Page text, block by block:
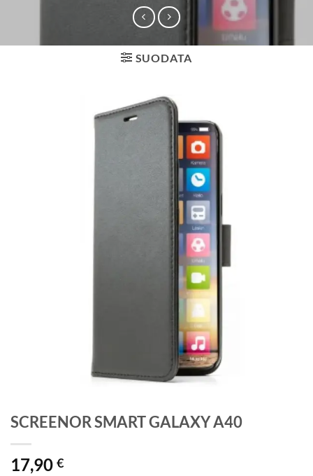
SUODATA
SCREENOR SMART GALAXY A40
17,90 €